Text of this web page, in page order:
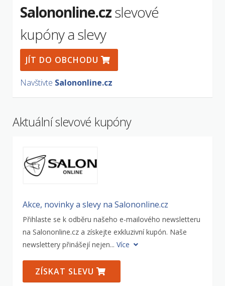
Salononline.czslevové
kupóny a slevy
JÍT DO OBCHODU
Navštivte Salononline.cz
Aktuální slevové kupóny
Akce, novinky a slevy na Salononline.cz
Přihlaste se k odběru našeho e-mailového newsletteru
na Salononline.cz a získejte exkluzivní kupón. Naše
newslettery přinášejí nejen... Více
ZÍSKAT SLEVU